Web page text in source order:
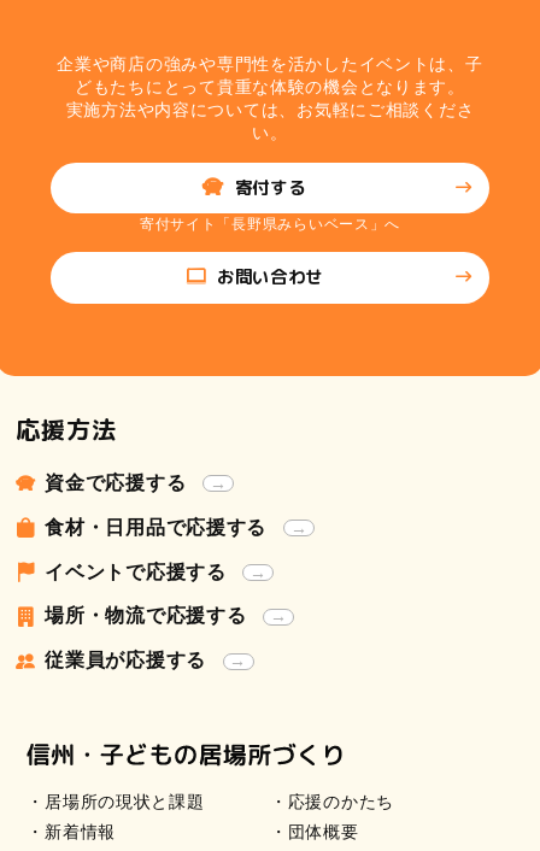
企業や商店の強みや専門性を活かしたイベントは、子
どもたちにとって貴重な体験の機会となります。
実施方法や内容については、お気軽にご相談くださ
い。
寄付する
寄付サイト「長野県みらいベース」へ
お問い合わせ
応援方法
資金で応援する
食材・日用品で応援する
イベントで応援する
場所・物流で応援する
従業員が応援する
居場所の現状と課題
応援のかたち
新着情報
団体概要